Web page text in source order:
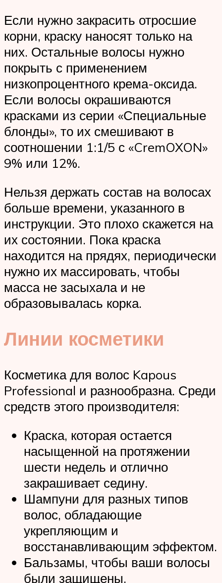
Если нужно закрасить отросшие
корни, краску наносят только на
них. Остальные волосы нужно
покрыть с применением
низкопроцентного крема-оксида.
Если волосы окрашиваются
красками из серии «Специальные
блонды», то их смешивают в
соотношении 1:1/5 с «CremOXON»
9% или 12%.
Нельзя держать состав на волосах
больше времени, указанного в
инструкции. Это плохо скажется на
их состоянии. Пока краска
находится на прядях, периодически
нужно их массировать, чтобы
масса не засыхала и не
образовывалась корка.
Линии косметики
Косметика для волос Kapous
Professional и разнообразна. Среди
средств этого производителя:
Краска, которая остается
насыщенной на протяжении
шести недель и отлично
закрашивает седину.
Шампуни для разных типов
волос, обладающие
укрепляющим и
восстанавливающим эффектом.
Бальзамы, чтобы ваши волосы
были защищены.